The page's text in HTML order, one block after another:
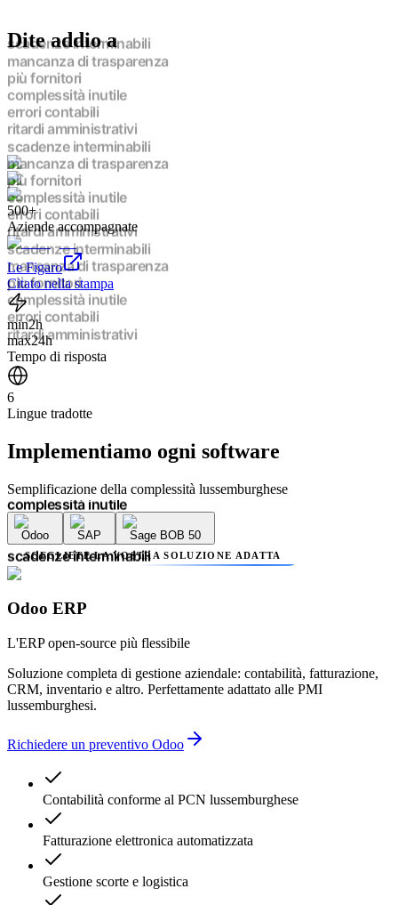
Dite addio a
scadenze interminabili
mancanza di trasparenza
più fornitori
complessità inutile
errori contabili
ritardi amministrativi
scadenze interminabili
mancanza di trasparenza
più fornitori
complessità inutile
errori contabili
ritardi amministrativi
scadenze interminabili
mancanza di trasparenza
più fornitori
complessità inutile
errori contabili
ritardi amministrativi
scadenze interminabili
mancanza di trasparenza
più fornitori
complessità inutile
ritardi amministrativi
mancanza di trasparenza
più fornitori
complessità inutile
errori contabili
ritardi amministrativi
scadenze interminabili
più fornitori
errori contabili
500+
Aziende accompagnate
Le Figaro
Citato nella stampa
min2h
max24h
Tempo di risposta
6
Lingue tradotte
Implementiamo ogni software
Semplificazione della complessità lussemburghese
Odoo SAP Sage BOB 50
SCEGLIETE LA VOSTRA SOLUZIONE ADATTA
Odoo ERP
L'ERP open-source più flessibile
Soluzione completa di gestione aziendale: contabilità, fatturazione,
CRM, inventario e altro. Perfettamente adattato alle PMI
lussemburghesi.
Richiedere un preventivo Odoo
Contabilità conforme al PCN lussemburghese
Fatturazione elettronica automatizzata
Gestione scorte e logistica